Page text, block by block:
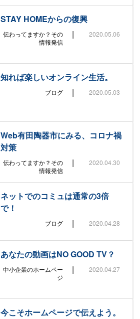
STAY HOMEからの復興
伝わってますか？その
情報発信
| 2020.05.06
知れば楽しいオンライン生活。
ブログ | 2020.05.03
Web有田陶器市にみる、コロナ禍
対策
伝わってますか？その
情報発信
| 2020.04.30
ネットでのコミュは通常の3倍
で！
ブログ | 2020.04.28
あなたの動画はNO GOOD TV？
中小企業のホームペー
ジ
| 2020.04.27
今こそホームページで伝えよう。